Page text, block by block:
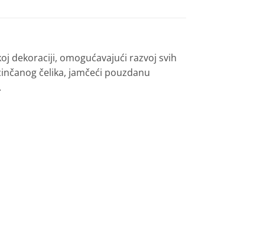
dekoraciji, omogućavajući razvoj svih
čelika, jamčeći pouzdanu